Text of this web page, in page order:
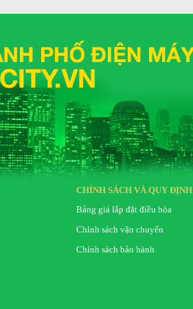
sử dụng của
CHÍNH SÁCH VÀ QUY ĐỊNH
Bảng giá lắp đặt điều hòa
Chính sách vận chuyển
Chính sách bảo hành